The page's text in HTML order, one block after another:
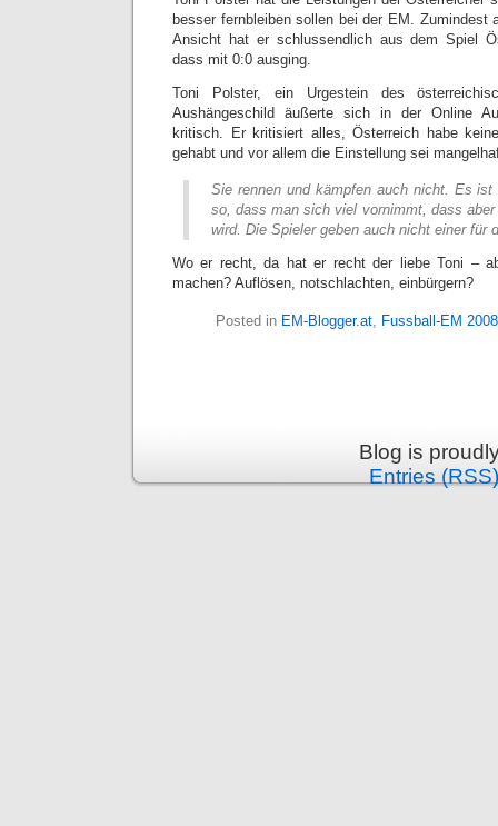
besser fernbleiben sollen bei der EM. Zumindest
Ansicht hat er schlussendlich aus dem Spiel
dass mit 0:0 ausging.
Toni Polster, ein Urgestein des
Aushängeschild äußerte sich in der Online
kritisch. Er kritisiert alles, Österreich habe
gehabt und vor allem die Einstellung sei
Sie rennen und kämpfen auch nicht. Es
so, dass man sich viel vornimmt, dass
wird. Die Spieler geben auch nicht einer für
Wo er recht, da hat er recht der liebe Toni –
machen? Auflösen, notschlachten, einbürgern?
Posted in EM-Blogger.at, Fussball-EM 2008
Blog is
Entries (RSS)